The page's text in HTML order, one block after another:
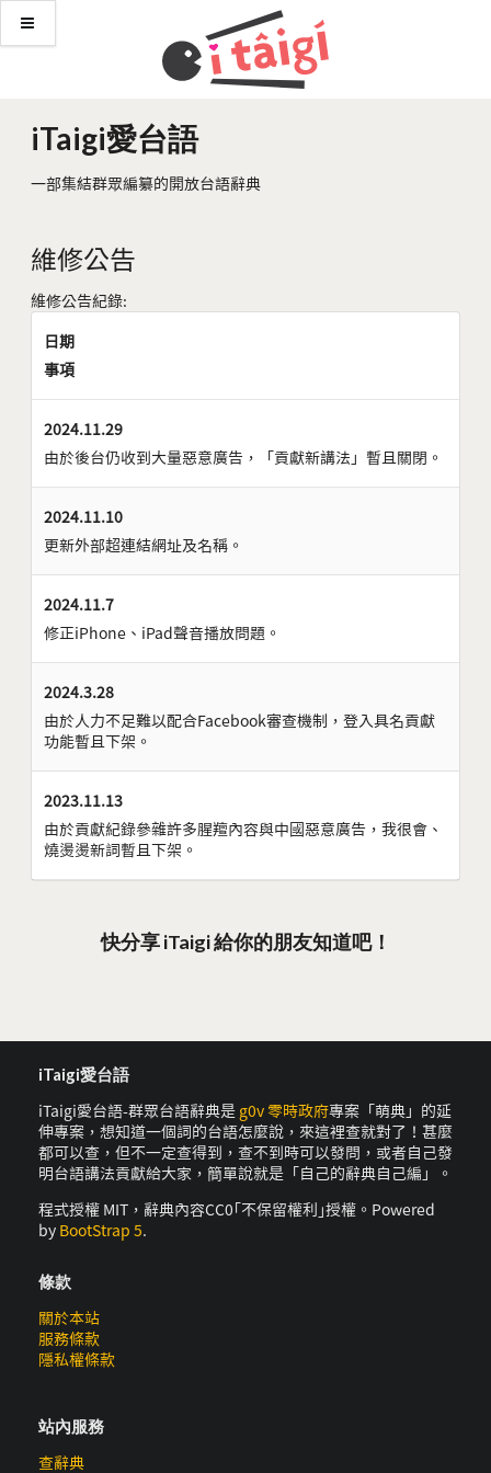
iTaigi愛台語
一部集結群眾編纂的開放台語辭典
維修公告
維修公告紀錄:
日期
事項
2024.11.29
由於後台仍收到大量惡意廣告，「貢獻新講法」暫且關閉。
2024.11.10
更新外部超連結網址及名稱。
2024.11.7
修正iPhone、iPad聲音播放問題。
2024.3.28
由於人力不足難以配合Facebook審查機制，登入具名貢獻
功能暫且下架。
2023.11.13
由於貢獻紀錄參雜許多腥羶內容與中國惡意廣告，我很會、
燒燙燙新詞暫且下架。
快分享 iTaigi 給你的朋友知道吧！
iTaigi愛台語
iTaigi愛台語-群眾台語辭典是 g0v 零時政府專案「萌典」的延
伸專案，想知道一個詞的台語怎麼說，來這裡查就對了！甚麼
都可以查，但不一定查得到，查不到時可以發問，或者自己發
明台語講法貢獻給大家，簡單說就是「自己的辭典自己編」。
程式授權 MIT，辭典內容CC0｢不保留權利｣授權。Powered
by BootStrap 5.
條款
關於本站
服務條款
隱私權條款
站內服務
查辭典